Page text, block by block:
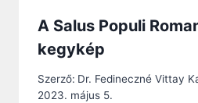
A Salus Populi
kegykép
Szerző: Dr. Fedineczné Vittay
2023. május 5.